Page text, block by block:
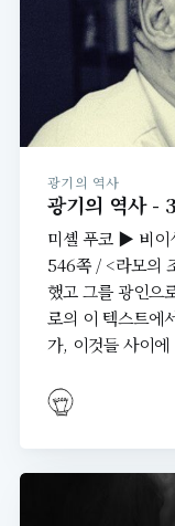
광기의 역사
광기의 역사 -
미셸 푸코 ▶ 비이
546쪽 / <라모의
했고 그를 광인으
로의 이 텍스트에
가, 이것들 사이에